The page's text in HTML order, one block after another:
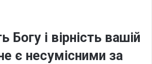
Богу і вірність вашій
не є несумісними за